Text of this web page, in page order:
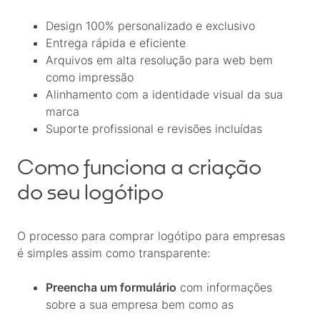
Design 100% personalizado e exclusivo
Entrega rápida e eficiente
Arquivos em alta resolução para web bem
como impressão
Alinhamento com a identidade visual da sua
marca
Suporte profissional e revisões incluídas
Como funciona a criação
do seu logótipo
O processo para comprar logótipo para empresas
é simples assim como transparente:
Preencha um formulário com informações
sobre a sua empresa bem como as